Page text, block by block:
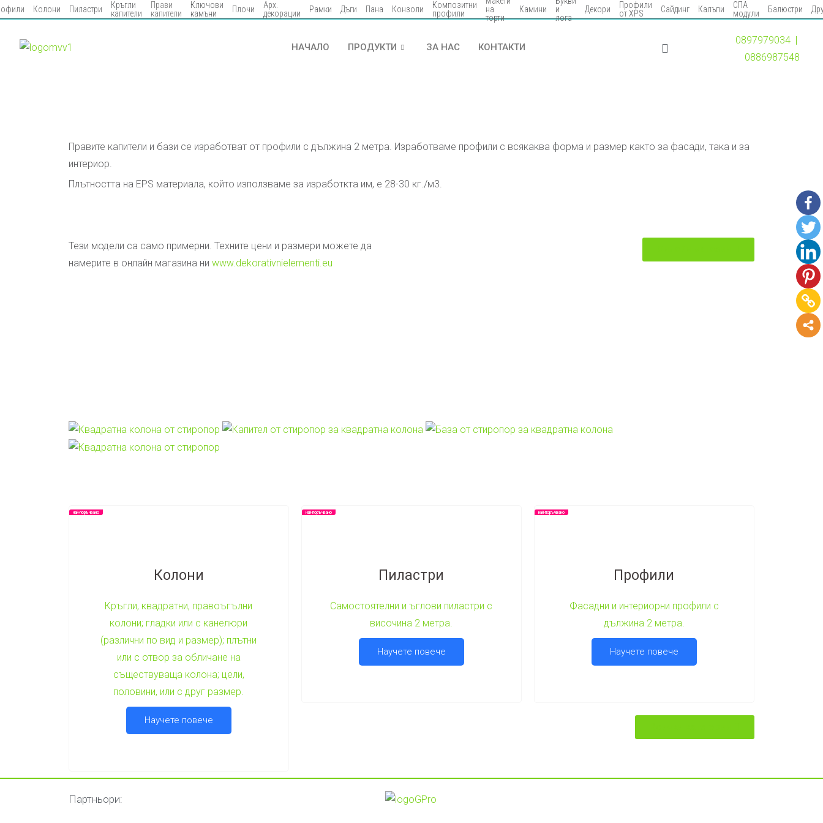
Колони Пиластри
Кръгли
капители
Прави
капители
Ключови
камъни
Плочи
Арх.
декорaции​
Рамки Дъги Пана Конзоли
Композитни
профили
на
торти
Камини​
и
лога
Декори
Профили
от XPS
Сайдинг​ Калъпи
СПА
модули
Балюстри​
НАЧАЛО ПРОДУКТИ ЗА НАС КОНТАКТИ
0897979034 |
0886987548
Правите капители и бази се изработват от профили с дължина 2 метра. Изработваме профили с всякаква форма и размер както за фасади, така и за
интериор.
Плътността на EPS материала, който използваме за изработкта им, е 28-30 кг./м3.
Тези модели са само примерни. Техните цени и размери можете да
намерите в онлайн магазина ни www.dekorativnielementi.eu
Колони
Кръгли, квадратни, правоъгълни
колони; гладки или с канелюри
(различни по вид и размер); плътни
или с отвор за обличане на
съществуваща колона; цели,
половини, или с друг размер.
Научете повече
най-поръчвано
Пиластри​
Самостоятелни и ъглови пиластри с
височина 2 метра.
Научете повече
най-поръчвано
Профили​
Фасадни и интериорни профили с
дължина 2 метра.
Научете повече
най-поръчвано
Партньори: